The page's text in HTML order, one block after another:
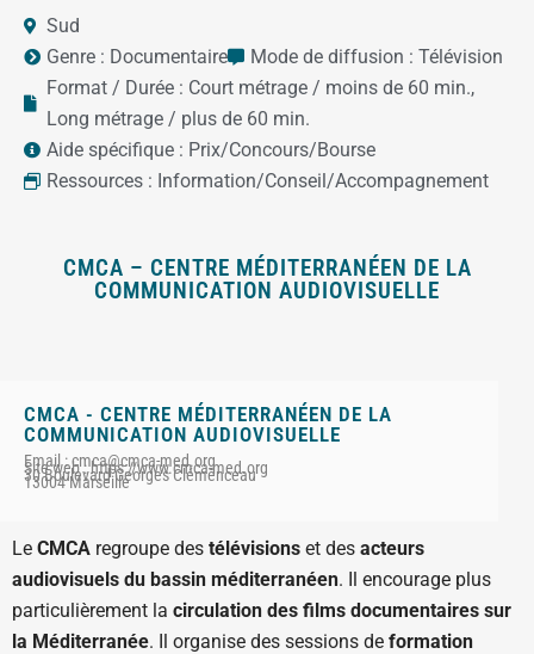
Sud
Genre : Documentaire Mode de diffusion : Télévision
Format / Durée : Court métrage / moins de 60 min.,
Long métrage / plus de 60 min.
Aide spécifique : Prix/Concours/Bourse
Ressources : Information/Conseil/Accompagnement
CMCA – CENTRE MÉDITERRANÉEN DE LA
COMMUNICATION AUDIOVISUELLE
CMCA - CENTRE MÉDITERRANÉEN DE LA
COMMUNICATION AUDIOVISUELLE
Email : cmca@cmca-med.org
Site web : https://www.cmca-med.org
30 Boulevard Georges Clémenceau
13004 Marseille
Le CMCA regroupe des télévisions et des acteurs
audiovisuels du bassin méditerranéen. Il encourage plus
particulièrement la circulation des films documentaires sur
la Méditerranée. Il organise des sessions de formation